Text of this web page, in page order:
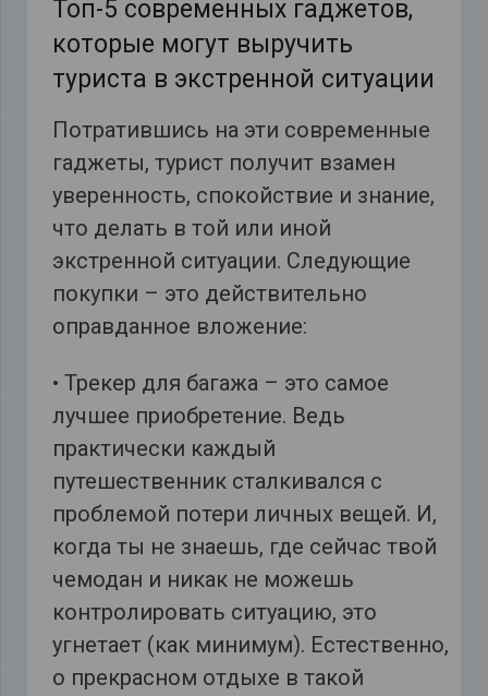
Топ-5 современных гаджетов,
которые могут выручить
туриста в экстренной ситуации
Потратившись на эти современные
гаджеты, турист получит взамен
уверенность, спокойствие и знание,
что делать в той или иной
экстренной ситуации. Следующие
покупки – это действительно
оправданное вложение:
• Трекер для багажа – это самое
лучшее приобретение. Ведь
практически каждый
путешественник сталкивался с
проблемой потери личных вещей. И,
когда ты не знаешь, где сейчас твой
чемодан и никак не можешь
контролировать ситуацию, это
угнетает (как минимум). Естественно,
о прекрасном отдыхе в такой